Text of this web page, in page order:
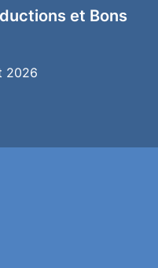
et Bons
2026